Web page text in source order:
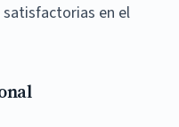
satisfactorias en el